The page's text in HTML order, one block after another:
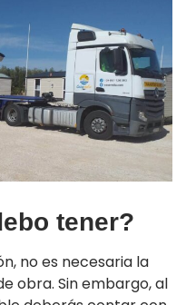
tener?
no es necesaria la
obra. Sin embargo, al